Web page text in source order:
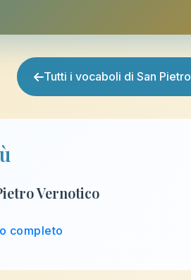
Tutti i vocaboli di San
Vernotico
completo